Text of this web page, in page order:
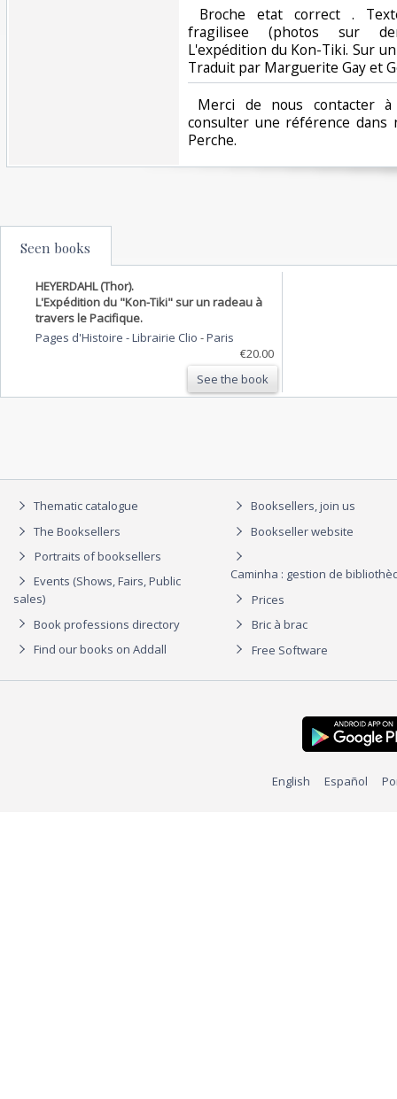
Broche etat correct .
fragilisee (photos sur
L'expédition du Kon-Tiki. Sur
Traduit par Marguerite Gay et
Merci de nous contacter
consulter une référence dans
Perche.‎
Seen books
HEYERDAHL (Thor).
L'Expédition du "Kon-Tiki" sur un radeau à
travers le Pacifique.
Pages d'Histoire - Librairie Clio -Paris
€20.00
See the book
Thematic catalogue
The Booksellers
Portraits of booksellers
Events (Shows, Fairs, Public
sales)
Book professions directory
Find our books on Addall
Booksellers, join us
Bookseller website
Caminha : gestion de
Prices
Bric à brac
Free Software
English Español